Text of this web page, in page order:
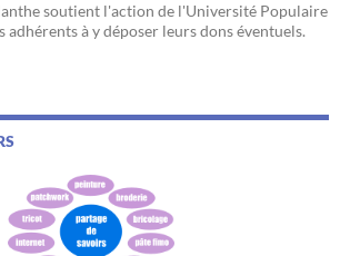
soutient l'action de l'Université Populaire
adhérents à y déposer leurs dons éventuels.